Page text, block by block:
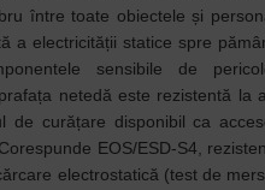
între toate obiectele și
a electricității statice spre
sensibile de
netedă este rezistentă la
de curățare disponibil ca
EOS/ESD-S4,
electrostatică (test de